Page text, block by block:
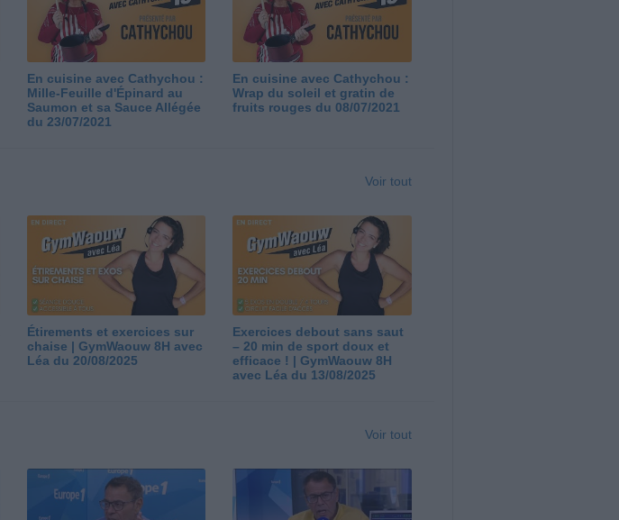
En cuisine avec Cathychou :
Mille-Feuille d'Épinard au
Saumon et sa Sauce Allégée
du 23/07/2021
En cuisine avec Cathychou :
Wrap du soleil et gratin de
fruits rouges du 08/07/2021
Voir tout
Étirements et exercices sur
chaise | GymWaouw 8H avec
Léa du 20/08/2025
Exercices debout sans saut
– 20 min de sport doux et
efficace ! | GymWaouw 8H
avec Léa du 13/08/2025
Voir tout